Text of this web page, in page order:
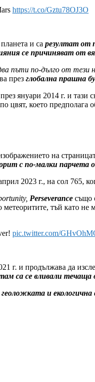
https://t.co/Gztu78OJ3O
и са резултат от
се причиняват от
пъти по-дълго от тези
през глобална прашна
през януари 2014 г. и
цвят, което предполага
на
с по-малки парчета
2023 г., на сол 765,
Perseverance също
тъй като не
pic.twitter.com/
г. и продължава да
са се вливали течаща
геоложката и